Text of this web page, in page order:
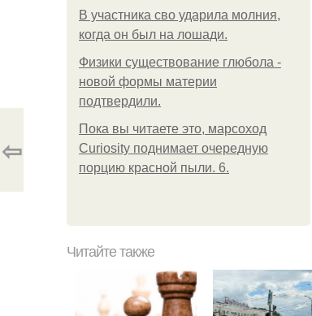
В участника сво ударила молния,
когда он был на лошади.
Физики существование глюбола -
новой формы материи
подтвердили.
Пока вы читаете это, марсоход
Curiosity поднимает очередную
порцию красной пыли. 6.
⇦
Читайте также